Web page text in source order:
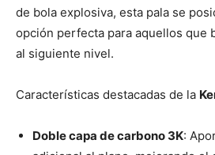
de bola explosiva, esta pala se
opción perfecta para aquellos que
al siguiente nivel.
Características destacadas de la
Doble capa de carbono 3K: